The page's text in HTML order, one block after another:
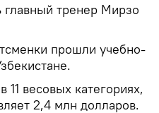
главный тренер Мирзо
прошли учебно-
весовых категориях,
2,4 млн долларов.